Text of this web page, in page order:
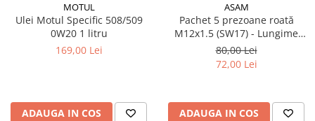
MOTUL
Ulei Motul Specific 508/509
0W20 1 litru
169,00 Lei
ADAUGA IN COS
ASAM
Pachet 5 prezoane roată
M12x1.5 (SW17) - Lungime
47.5 mm, pentru jantă aliaj și
oțel
80,00 Lei
72,00 Lei
ADAUGA IN COS